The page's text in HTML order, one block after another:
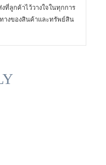
ที่ลูกค้าไว้วางใจในทุกการ
างของสินค้าและทรัพย์สิน